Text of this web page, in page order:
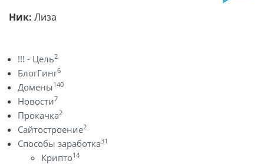
Ник: Лиза
!!! - Цель2
БлогГинг6
Домены140
Новости7
Прокачка2
Сайтостроение2
Способы заработка31
Крипто14